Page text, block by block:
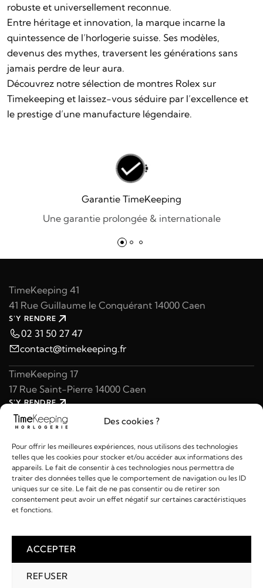
Des cookies ?
Pour offrir les meilleures expériences, nous utilisons des technologies
telles que les cookies pour stocker et/ou accéder aux informations des
appareils. Le fait de consentir à ces technologies nous permettra de
traiter des données telles que le comportement de navigation ou les ID
uniques sur ce site. Le fait de ne pas consentir ou de retirer son
consentement peut avoir un effet négatif sur certaines caractéristiques
et fonctions.
ACCEPTER
REFUSER
robuste et universellement reconnue.
Entre héritage et innovation, la marque incarne la
quintessence de l’horlogerie suisse. Ses modèles,
devenus des mythes, traversent les générations sans
jamais perdre de leur aura.
Découvrez notre sélection de montres Rolex sur
Timekeeping et laissez-vous séduire par l’excellence et
le prestige d’une manufacture légendaire.
Garantie TimeKeeping
Une garantie prolongée & internationale
TimeKeeping 41
41 Rue Guillaume le Conquérant 14000 Caen
S'Y RENDRE
02 31 50 27 47
contact@timekeeping.fr
TimeKeeping 17
17 Rue Saint-Pierre 14000 Caen
S'Y RENDRE
02 31 47 49 97
contact@timekeeping.fr
Liens utiles
2026 © TIMEKEEPING - Réalisé par